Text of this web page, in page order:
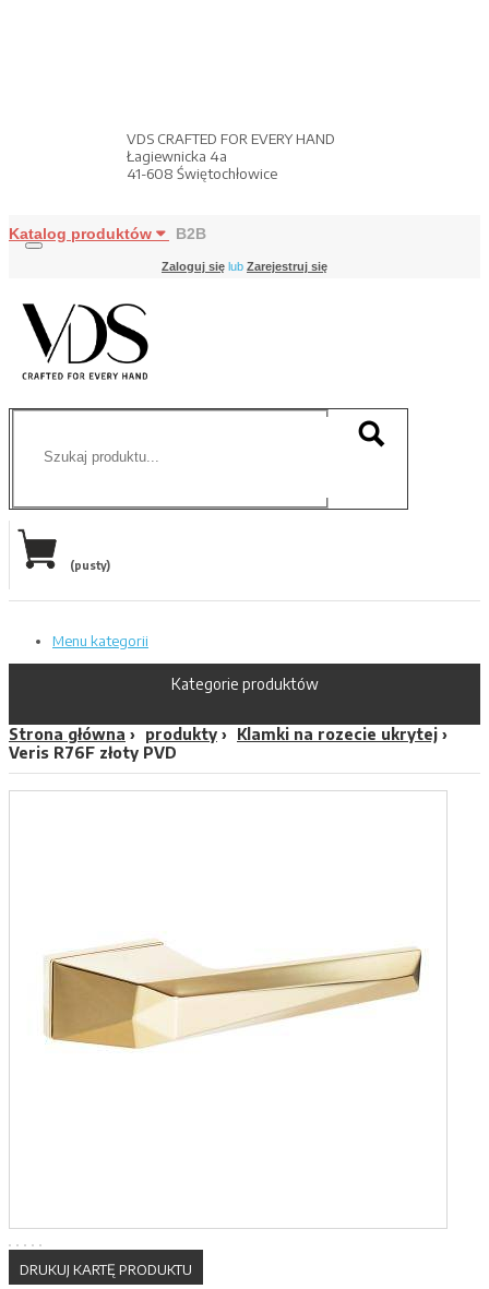
VDS CRAFTED FOR EVERY HAND
Łagiewnicka 4a
41-608 Świętochłowice
Katalog produktów B2B
Zaloguj się lub Zarejestruj się
(pusty)
Menu kategorii
Kategorie produktów
Strona główna produkty
Klamki na rozecie ukrytej
Veris R76F złoty PVD
DRUKUJ KARTĘ PRODUKTU